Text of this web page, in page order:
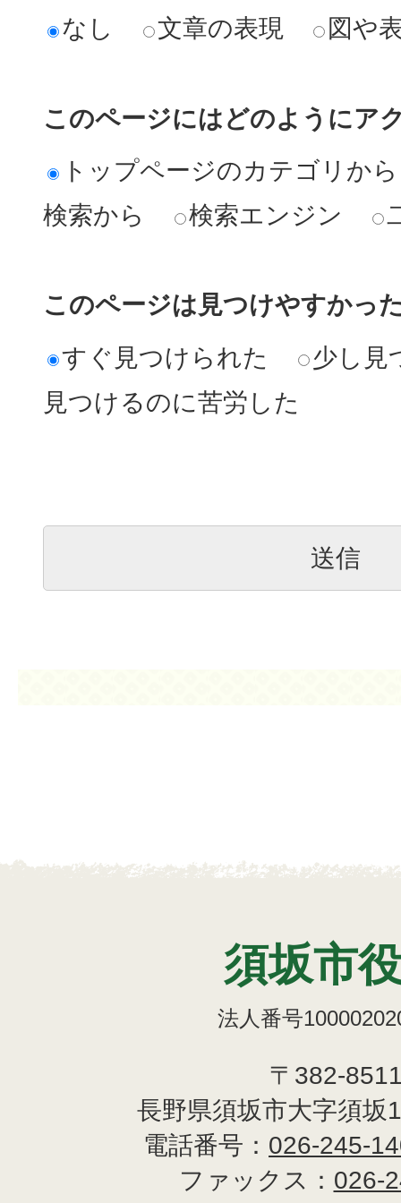
なし 文章の表現 図や
このページにはどのようにア
トップページのカテゴリから
検索から
検索エンジン
このページは見つけやすかっ
すぐ見つけられた
少し見
見つけるのに苦労した
須坂市
法人番号
〒382-
長野県須坂市大字須坂
電話番号： 026-245-
ファックス： 026-